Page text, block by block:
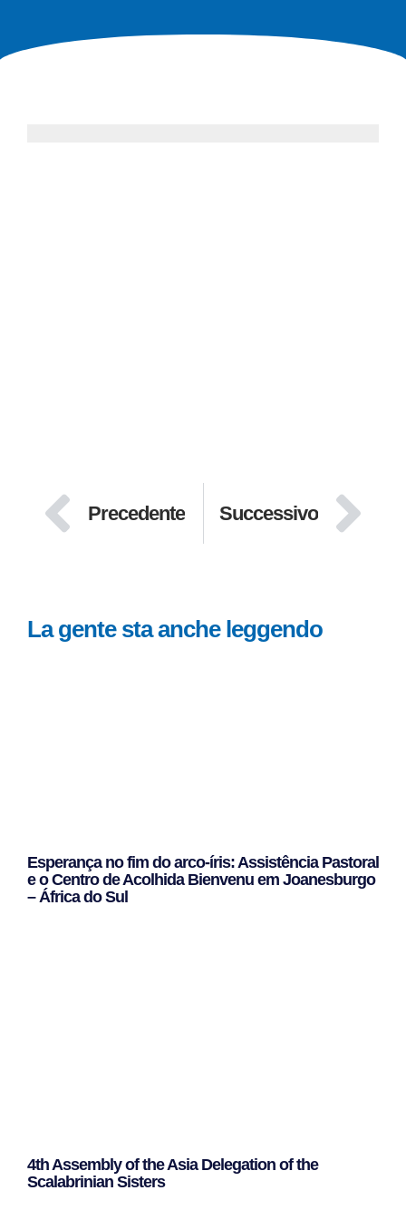
Precedente Successivo
La gente sta anche leggendo
Esperança no fim do arco-íris: Assistência Pastoral
e o Centro de Acolhida Bienvenu em Joanesburgo
– África do Sul
4th Assembly of the Asia Delegation of the
Scalabrinian Sisters